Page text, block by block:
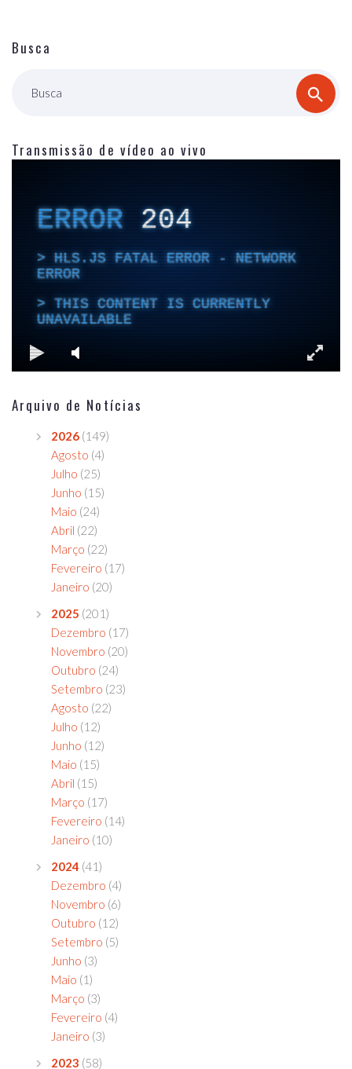
Busca
Busca
Transmissão de vídeo ao vivo
Arquivo de Notícias
2026 (149)
Agosto (4)
Julho (25)
Junho (15)
Maio (24)
Abril (22)
Março (22)
Fevereiro (17)
Janeiro (20)
2025 (201)
Dezembro (17)
Novembro (20)
Outubro (24)
Setembro (23)
Agosto (22)
Julho (12)
Junho (12)
Maio (15)
Abril (15)
Março (17)
Fevereiro (14)
Janeiro (10)
2024 (41)
Dezembro (4)
Novembro (6)
Outubro (12)
Setembro (5)
Junho (3)
Maio (1)
Março (3)
Fevereiro (4)
Janeiro (3)
2023 (58)